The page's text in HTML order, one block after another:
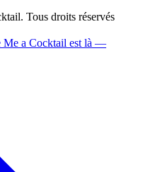
Tous droits réservés
Me a Cocktail est là —